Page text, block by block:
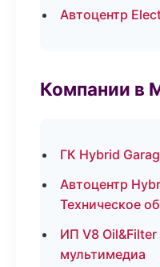
Автоцентр
Компании в
ГК Hybrid
Автоцентр
Техническое
ИП V8
мультимедиа